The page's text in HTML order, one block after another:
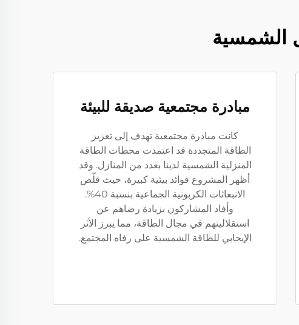
الشمسية
مبادرة مجتمعية صديقة للبيئة
كانت مبادرة مجتمعية تهدف إلى تعزيز
الطاقة المتجددة قد اعتمدت محطات الطاقة
المنزلية الشمسية لدينا بعدد من المنازل. وقد
أظهر المشروع فوائد بيئية كبيرة، حيث قلّص
الانبعاثات الكربونية الجماعية بنسبة 40%.
وأفاد المشاركون بزيادة رضاهم عن
استقلاليتهم في مجال الطاقة، مما يبرز الأثر
الإيجابي للطاقة الشمسية على رفاه المجتمع.